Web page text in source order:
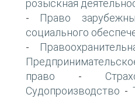
розыскная
- Право
социального
-
право -
Судопроизводство -